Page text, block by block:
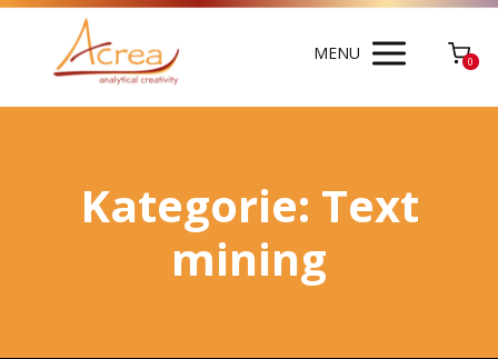
MENU 0
Kategorie: Text
mining